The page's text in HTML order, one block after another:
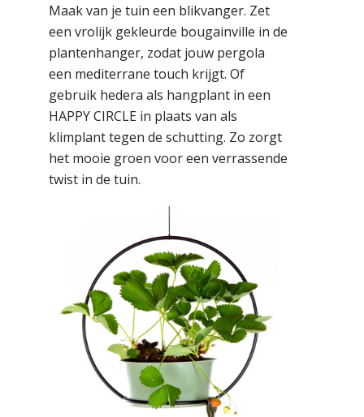
Maak van je tuin een blikvanger. Zet
een vrolijk gekleurde bougainville in de
plantenhanger, zodat jouw pergola
een mediterrane touch krijgt. Of
gebruik hedera als hangplant in een
HAPPY CIRCLE in plaats van als
klimplant tegen de schutting. Zo zorgt
het mooie groen voor een verrassende
twist in de tuin.